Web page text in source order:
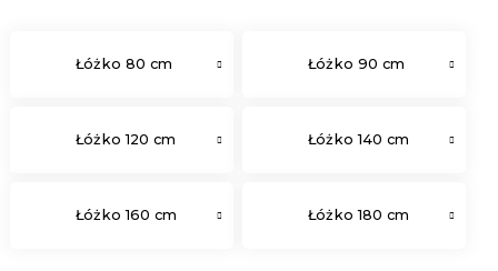
Łóżko 80 cm Łóżko 90 cm
Łóżko 120 cm Łóżko 140 cm
Łóżko 160 cm Łóżko 180 cm